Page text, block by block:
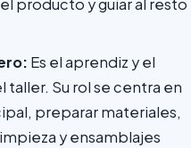
producto y guiar al resto
Es el aprendiz y el
Su rol se centra en
preparar materiales,
y ensamblajes